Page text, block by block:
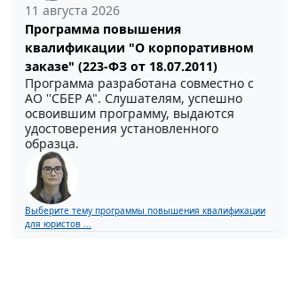
11 августа 2026
Программа повышения
квалификации "О корпоративном
заказе" (223-ФЗ от 18.07.2011)
Программа разработана совместно с
АО ''СБЕР А". Слушателям, успешно
освоившим программу, выдаются
удостоверения установленного
образца.
Выберите тему программы повышения квалификации
для юристов ...